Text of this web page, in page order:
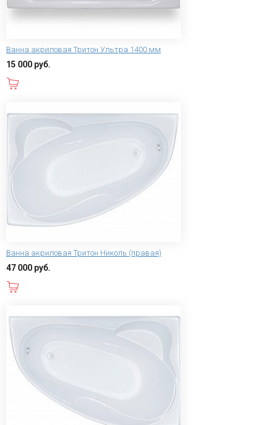
Ванна акриловая Тритон Ультра 1400 мм
15 000 руб.
Ванна акриловая Тритон Николь (правая)
47 000 руб.